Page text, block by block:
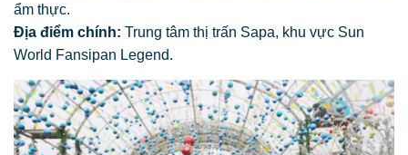
ẩm thực.
Địa điểm chính: Trung tâm thị trấn Sapa, khu vực Sun
World Fansipan Legend.